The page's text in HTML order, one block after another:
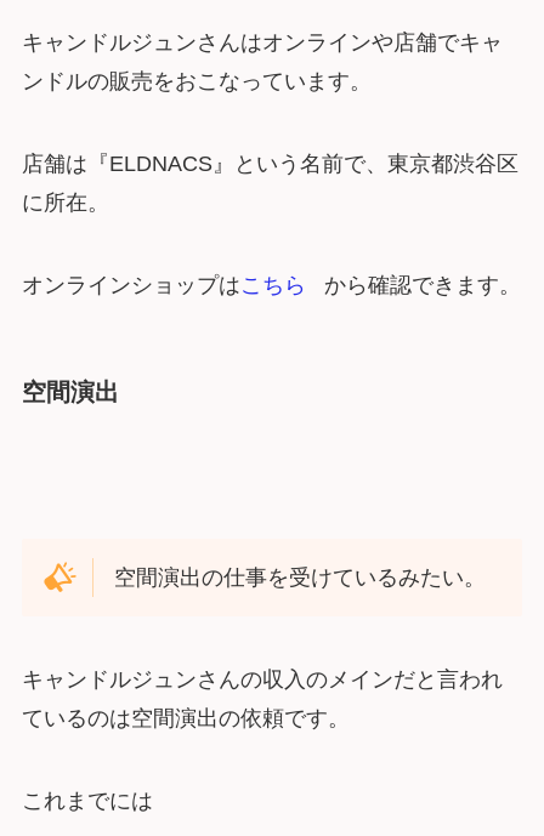
キャンドルジュンさんはオンラインや店舗でキャ
ンドルの販売をおこなっています。
店舗は『ELDNACS』という名前で、東京都渋谷区
に所在。
オンラインショップはこちら から確認できます。
空間演出
空間演出の仕事を受けているみたい。
キャンドルジュンさんの収入のメインだと言われ
ているのは空間演出の依頼です。
これまでには